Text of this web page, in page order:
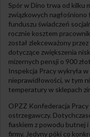
Spór w Dino trwa od kilku
związkowych nagłośniono
funduszu świadczeń
rocznie kosztem
został zlekceważony
dotyczące zwiększenia
mizernych pensji o 900
Inspekcja Pracy wykryła
nieprawidłowości, w tym
temperatury w sklepach
OPZZ Konfederacja Pracy
ostrzegawczy.
fiaskiem z powodu butnej
firmy. Jedyny póki co